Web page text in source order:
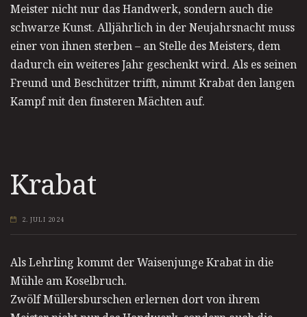
Meister nicht nur das Handwerk, sondern auch die
schwarze Kunst. Alljährlich in der Neujahrsnacht muss
einer von ihnen sterben – an Stelle des Meisters, dem
dadurch ein weiteres Jahr geschenkt wird. Als es seinen
Freund und Beschützer trifft, nimmt Krabat den langen
Kampf mit den finsteren Mächten auf.
Krabat
2. JULI 2024
Als Lehrling kommt der Waisenjunge Krabat in die
Mühle am Koselbruch.
Zwölf Müllersburschen erlernen dort von ihrem